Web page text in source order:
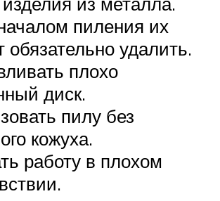
пиления их
обязательно удалить.
плохо
диск.
пилу без
кожуха.
работу в плохом